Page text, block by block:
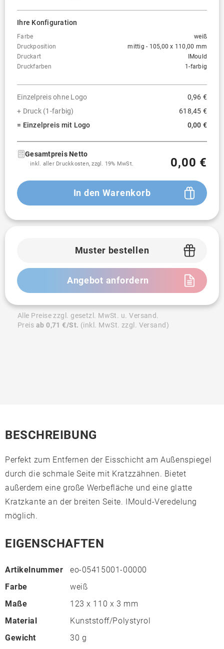
Ihre Konfiguration
Farbe
weiß
Druckposition
mittig - 105,00 x 110,00 mm
Druckart
IMould
Druckfarben
1-farbig
Einzelpreis ohne Logo
0,96 €
+ Druck (1-farbig)
618,45 €
= Einzelpreis mit Logo
0,00 €
Gesamtpreis Netto
inkl. aller Druckkosten, zzgl. 19% MwSt. 0,00 €
In den Warenkorb
Muster bestellen
Angebot anfordern
Alle Preise zzgl. gesetzl. MwSt. u. Versand.
Preis ab 0,71 €/St. (inkl. MwSt. zzgl. Versand)
BESCHREIBUNG
Perfekt zum Entfernen der Eisschicht am Außenspiegel
durch die schmale Seite mit Kratzzähnen. Bietet
außerdem eine große Werbefläche und eine glatte
Kratzkante an der breiten Seite. IMould-Veredelung
möglich.
EIGENSCHAFTEN
Artikelnummer
eo-05415001-00000
Farbe
weiß
Maße
123 x 110 x 3 mm
Material
Kunststoff/Polystyrol
Gewicht
30 g